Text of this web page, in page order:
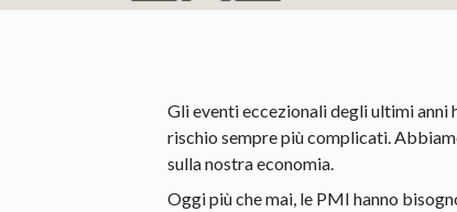
Gli eventi eccezionali degli ultimi anni
rischio sempre più complicati.
sulla nostra economia.
Oggi più che mai, le PMI hanno